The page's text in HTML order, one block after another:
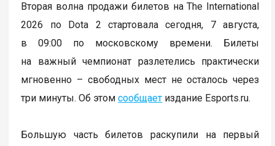
Вторая волна продажи билетов на The International
2026 по Dota 2 стартовала сегодня, 7 августа,
в 09:00 по московскому времени. Билеты
на важный чемпионат разлетелись практически
мгновенно – свободных мест не осталось через
три минуты. Об этомсообщает издание Esports.ru.
Большую часть билетов раскупили на первый